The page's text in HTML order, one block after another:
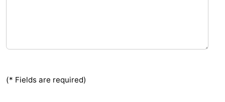
(* Fields are required)